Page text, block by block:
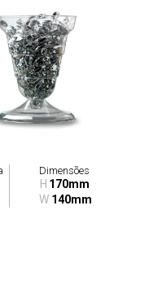
Dimensões
H 170mm
W 140mm